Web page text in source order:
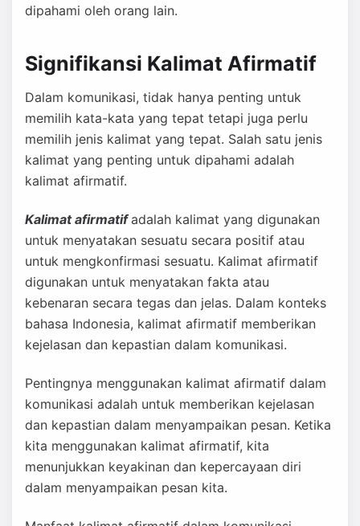
dipahami oleh orang lain.
Signifikansi Kalimat Afirmatif
Dalam komunikasi, tidak hanya penting untuk
memilih kata-kata yang tepat tetapi juga perlu
memilih jenis kalimat yang tepat. Salah satu jenis
kalimat yang penting untuk dipahami adalah
kalimat afirmatif.
Kalimat afirmatif adalah kalimat yang digunakan
untuk menyatakan sesuatu secara positif atau
untuk mengkonfirmasi sesuatu. Kalimat afirmatif
digunakan untuk menyatakan fakta atau
kebenaran secara tegas dan jelas. Dalam konteks
bahasa Indonesia, kalimat afirmatif memberikan
kejelasan dan kepastian dalam komunikasi.
Pentingnya menggunakan kalimat afirmatif dalam
komunikasi adalah untuk memberikan kejelasan
dan kepastian dalam menyampaikan pesan. Ketika
kita menggunakan kalimat afirmatif, kita
menunjukkan keyakinan dan kepercayaan diri
dalam menyampaikan pesan kita.